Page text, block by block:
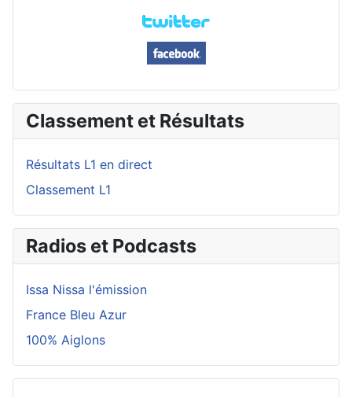
Classement et Résultats
Résultats L1 en direct
Classement L1
Radios et Podcasts
Issa Nissa l'émission
France Bleu Azur
100% Aiglons